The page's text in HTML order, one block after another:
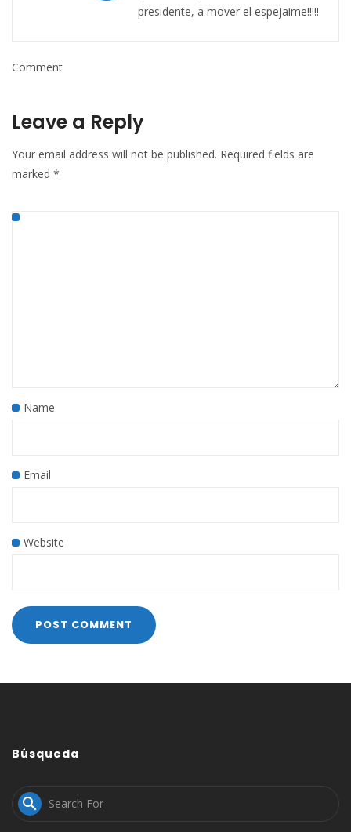
presidente, a mover el espejaime!!!!!
Comment
Leave a Reply
Your email address will not be published. Required fields are
marked *
Name
Email
Website
Búsqueda
